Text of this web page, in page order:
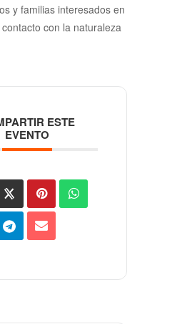
y familias interesados en
con la naturaleza
ESTE
EVENTO